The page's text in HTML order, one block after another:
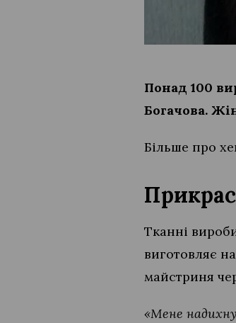
Понад 100
Богачова.
Більше про
Тканні
виготовляє
майстриня
«Мене